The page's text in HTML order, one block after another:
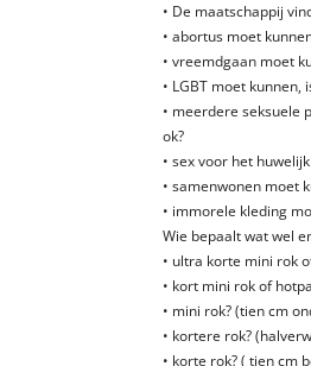
• De maatschappij
• abortus moet
• vreemdgaan moet
• LGBT moet kunnen,
• meerdere seksuele
ok?
• sex voor het
• samenwonen moet
• immorele kleding
Wie bepaalt wat wel
• ultra korte mini rok
• kort mini rok of
• mini rok? (tien cm
• kortere rok?
• korte rok? ( tien cm